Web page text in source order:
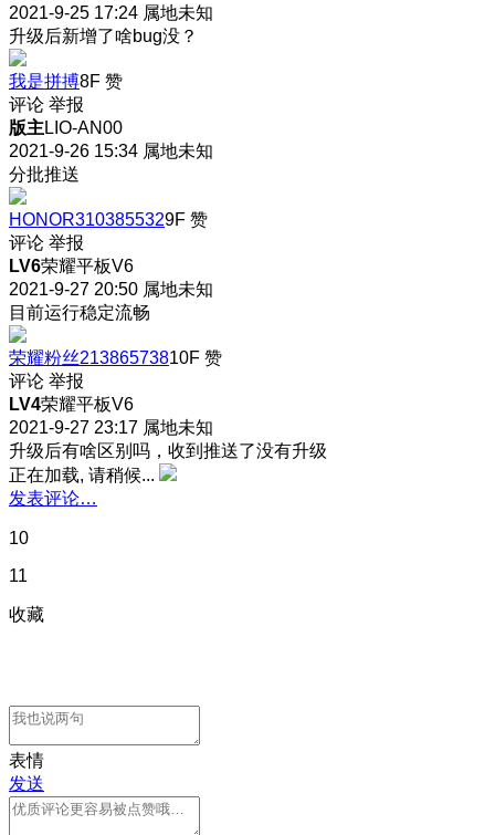
2021-9-25 17:24 属地未知
升级后新增了啥bug没？
我是拼搏8F 赞
评论 举报
版主LIO-AN00
2021-9-26 15:34 属地未知
分批推送
HONOR3103855329F 赞
评论 举报
LV6荣耀平板V6
2021-9-27 20:50 属地未知
目前运行稳定流畅
荣耀粉丝21386573810F 赞
评论 举报
LV4荣耀平板V6
2021-9-27 23:17 属地未知
升级后有啥区别吗，收到推送了没有升级
正在加载, 请稍候...
发表评论…
10
11
收藏
表情
发送